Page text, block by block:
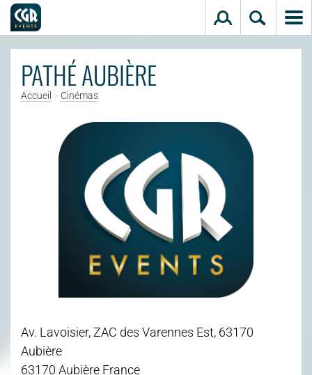
Aller au contenu principal
PATHÉ AUBIÈRE
Accueil > Cinémas
Av. Lavoisier, ZAC des Varennes Est, 63170
Aubière
63170 Aubière France